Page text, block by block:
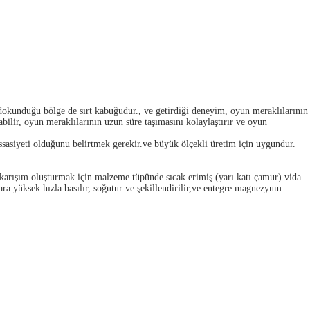
bölge de sırt kabuğudur., ve getirdiği deneyim, oyun meraklılarının
oyun meraklılarının uzun süre taşımasını kolaylaştırır ve oyun
olduğunu belirtmek gerekir.ve büyük ölçekli üretim için uygundur.
oluşturmak için malzeme tüpünde sıcak erimiş (yarı katı çamur) vida
yüksek hızla basılır, soğutur ve şekillendirilir,ve entegre magnezyum